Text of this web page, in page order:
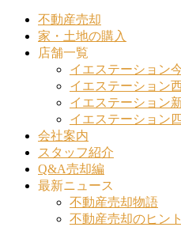
不動産売却
家・土地の購入
店舗一覧
イエステーション
イエステーション
イエステーション
イエステーション
会社案内
スタッフ紹介
Q&A売却編
最新ニュース
不動産売却物語
不動産売却のヒント